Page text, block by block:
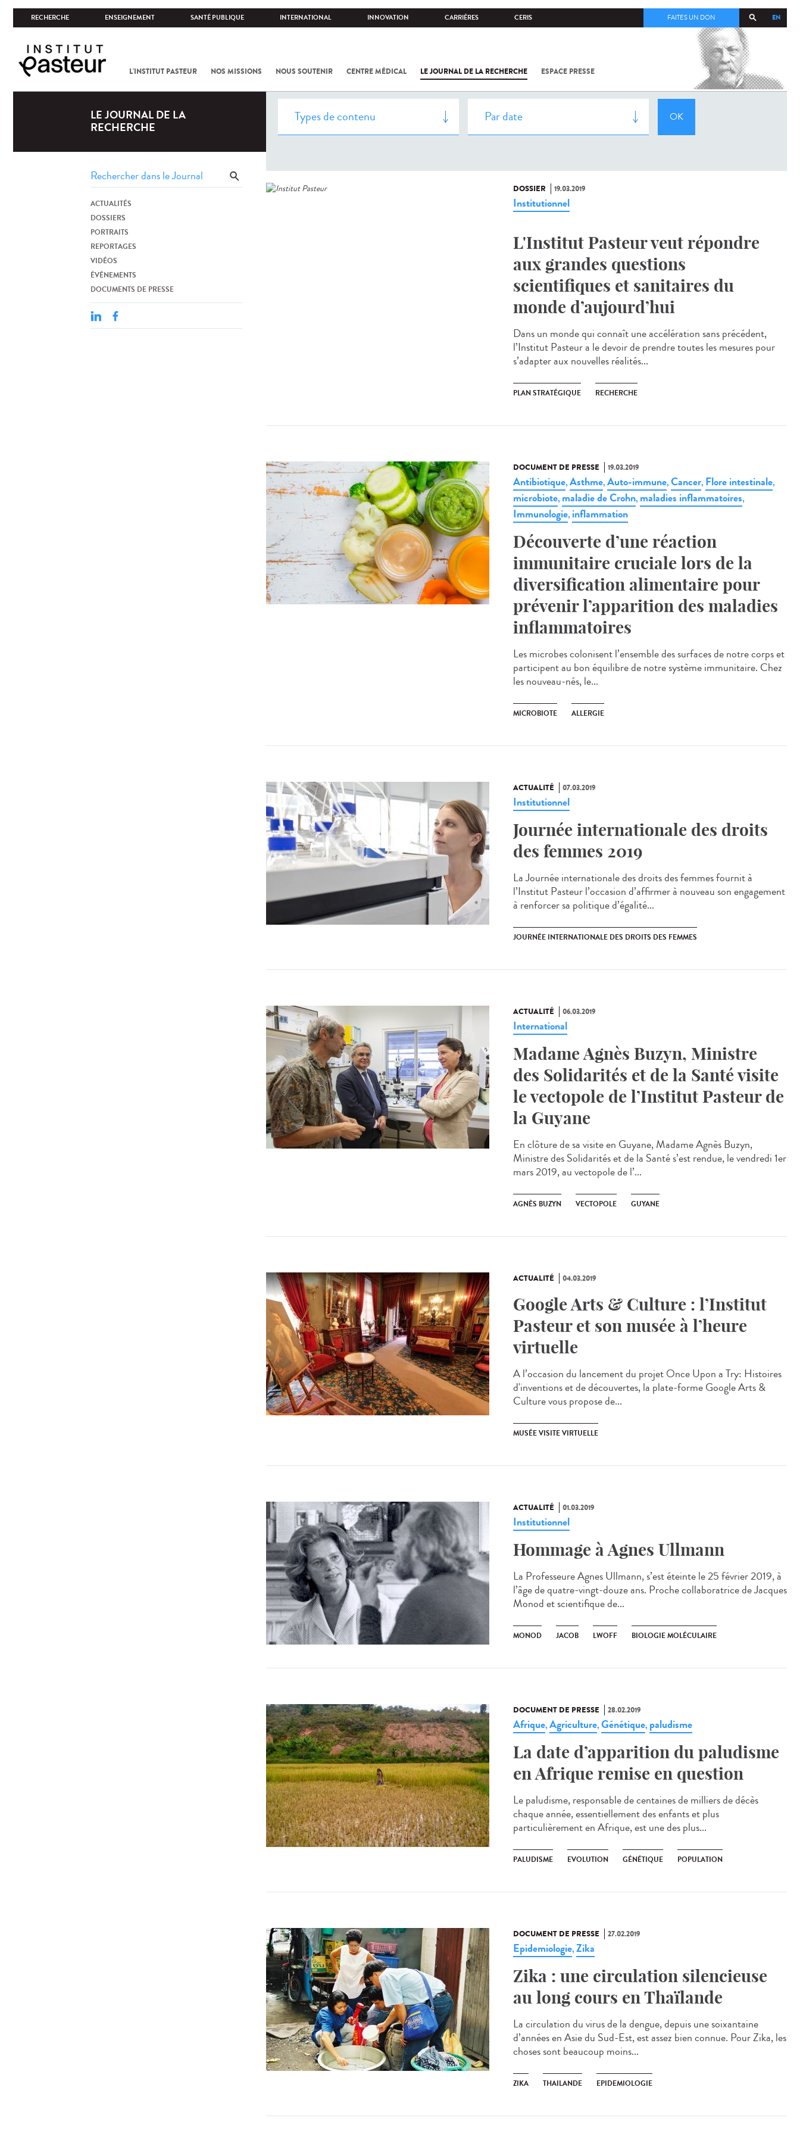
RECHERCHE ENSEIGNEMENT SANTÉ PUBLIQUE INTERNATIONAL INNOVATION CARRIÈRES CERIS EN
FAITES UN DON
L'INSTITUT PASTEUR NOS MISSIONS NOUS SOUTENIR CENTRE MÉDICAL LE JOURNAL DE LA RECHERCHE ESPACE PRESSE
COV-2 /
L'INSTITUT
PASTEUR
LE JOURNAL DE LA
RECHERCHE
ACTUALITÉS
DOSSIERS
PORTRAITS
REPORTAGES
VIDÉOS
ÉVÉNEMENTS
DOCUMENTS DE PRESSE
DOSSIER 19.03.2019
Institutionnel
L'Institut Pasteur veut répondre
aux grandes questions
scientifiques et sanitaires du
monde d’aujourd’hui
Dans un monde qui connaît une accélération sans précédent,
l’Institut Pasteur a le devoir de prendre toutes les mesures pour
s’adapter aux nouvelles réalités...
PLAN STRATÉGIQUE RECHERCHE
DOCUMENT DE PRESSE 19.03.2019
Antibiotique,Asthme,Auto-immune,Cancer, Flore intestinale,
microbiote, maladie de Crohn, maladies inflammatoires,
Immunologie, inflammation
Découverte d’une réaction
immunitaire cruciale lors de la
diversification alimentaire pour
prévenir l’apparition des maladies
inflammatoires
Les microbes colonisent l’ensemble des surfaces de notre corps et
participent au bon équilibre de notre système immunitaire. Chez
les nouveau-nés, le...
MICROBIOTE ALLERGIE
ACTUALITÉ 07.03.2019
Institutionnel
Journée internationale des droits
des femmes 2019
La Journée internationale des droits des femmes fournit à
l’Institut Pasteur l’occasion d’affirmer à nouveau son engagement
à renforcer sa politique d’égalité...
JOURNÉE INTERNATIONALE DES DROITS DES FEMMES
ACTUALITÉ 06.03.2019
International
Madame Agnès Buzyn, Ministre
des Solidarités et de la Santé visite
le vectopole de l’Institut Pasteur de
la Guyane
En clôture de sa visite en Guyane, Madame Agnès Buzyn,
Ministre des Solidarités et de la Santé s’est rendue, le vendredi 1er
mars 2019, au vectopole de l’...
AGNÈS BUZYN VECTOPOLE GUYANE
ACTUALITÉ 04.03.2019
Google Arts & Culture : l’Institut
Pasteur et son musée à l’heure
virtuelle
A l’occasion du lancement du projet Once Upon a Try: Histoires
d'inventions et de découvertes, la plate-forme Google Arts &
Culture vous propose de...
MUSÉE VISITE VIRTUELLE
ACTUALITÉ 01.03.2019
Institutionnel
Hommage à Agnes Ullmann
La Professeure Agnes Ullmann, s’est éteinte le 25 février 2019, à
l’âge de quatre-vingt-douze ans. Proche collaboratrice de Jacques
Monod et scientifique de...
MONOD JACOB LWOFF BIOLOGIE MOLÉCULAIRE
DOCUMENT DE PRESSE 28.02.2019
Afrique,Agriculture,Génétique, paludisme
La date d’apparition du paludisme
en Afrique remise en question
Le paludisme, responsable de centaines de milliers de décès
chaque année, essentiellement des enfants et plus
particulièrement en Afrique, est une des plus...
PALUDISME EVOLUTION GÉNÉTIQUE POPULATION
DOCUMENT DE PRESSE 27.02.2019
Epidemiologie,Zika
Zika : une circulation silencieuse
au long cours en Thaïlande
La circulation du virus de la dengue, depuis une soixantaine
d’années en Asie du Sud-Est, est assez bien connue. Pour Zika, les
choses sont beaucoup moins...
ZIKA THAILANDE EPIDEMIOLOGIE